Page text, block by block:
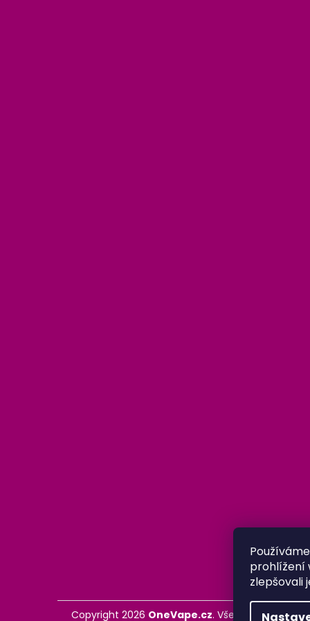
prohlížení
zlepšovali
Copyright 2026 OneVape.cz. Všechna práva